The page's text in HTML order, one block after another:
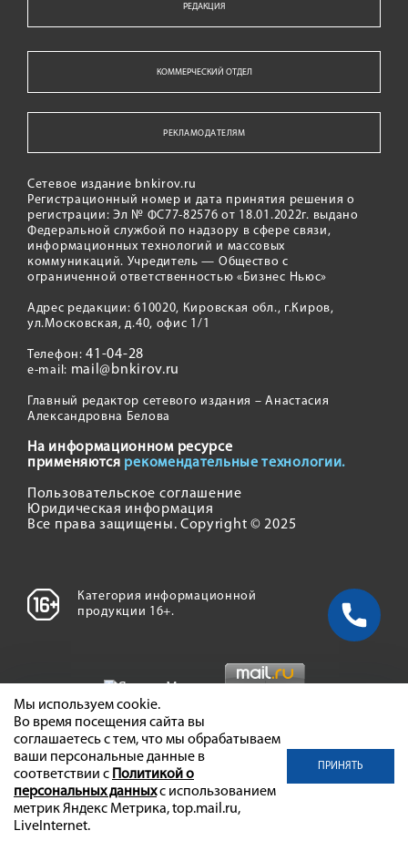
РЕДАКЦИЯ
КОММЕРЧЕСКИЙ ОТДЕЛ
РЕКЛАМОДАТЕЛЯМ
Сетевое издание bnkirov.ru
Регистрационный номер и дата принятия решения о
регистрации: Эл № ФС77-82576 от 18.01.2022г. выдано
Федеральной службой по надзору в сфере связи,
информационных технологий и массовых
коммуникаций. Учредитель — Общество с
ограниченной ответственностью «Бизнес Ньюс»
Адрес редакции: 610020, Кировская обл., г.Киров,
ул.Московская, д.40, офис 1/1
Телефон:41-04-28
e-mail: mail@bnkirov.ru
Главный редактор сетевого издания – Анастасия
Александровна Белова
На информационном ресурсе
применяются рекомендательные технологии.
Пользовательское соглашение
Юридическая информация
Все права защищены. Copyright © 2025
Категория информационной
продукции 16+.
Мы используем cookie.
Во время посещения сайта вы
соглашаетесь с тем, что мы обрабатываем
ваши персональные данные в
соответствии с Политикой о
персональных данныхс использованием
метрик Яндекс Метрика, top.mail.ru,
LiveInternet.
ПРИНЯТЬ